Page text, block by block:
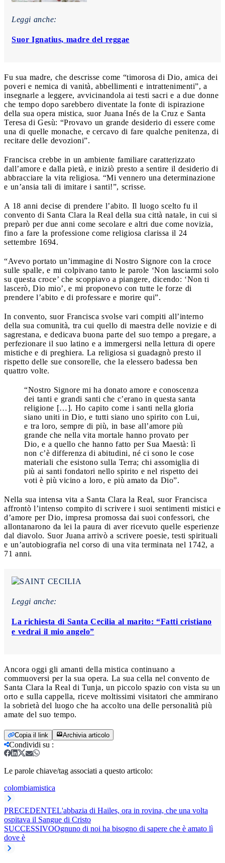
Leggi anche:
Suor Ignatius, madre del reggae
Fu sua madre, che descrisse come “timorosa di Dio, amica dei
poveri e nemica di vanità, abbellimenti e intrattenimenti”, a
insegnarle a leggere, avvicinandola ai testi sacri e a due donne
che tempo dopo sarebbero diventate la fonte di ispirazione
della sua opera mistica, suor Juana Inés de la Cruz e Santa
Teresa di Gesù: “Provavo un grande desiderio di essere come
una di quelle monache, e cercavo di fare qualche penitenza, di
recitare delle devozioni”.
Francisca crebbe in un ambiente familiare caratterizzato
dall’amore e dalla pietà, e iniziò presto a sentire il desiderio di
abbracciare la vita religiosa. “Mi vennero una determinazione
e un’ansia tali di imitare i santi!”, scrisse.
A 18 anni decise di prendere l’abito. Il luogo scelto fu il
convento di Santa Clara la Real della sua città natale, in cui si
preparò per due anni come secolare e altri due come novizia,
fino a fare la professione come religiosa clarissa il 24
settembre 1694.
“Avevo portato un’immagine di Nostro Signore con la croce
sulle spalle, e mi colpivano tanto le parole ‘Non lasciarmi solo
su questa croce’ che scoppiavo a piangere, dicendo: ‘Non ti
lascerò, Dio mio’, e mi proponevo con tutte le forze di
prendere l’abito e di professare e morire qui”.
In convento, suor Francisca svolse vari compiti all’interno
della sua comunità, tra cui quello di maestra delle novizie e di
sagrestana, e dedicava buona parte del suo tempo a pregare, a
perfezionare il suo latino e a immergersi nella lettura di opere
mistiche e di preghiera. La religiosa si guadagnò presto il
rispetto delle sue consorelle, che la elessero badessa ben
quattro volte.
“Nostro Signore mi ha donato amore e conoscenza
dei tanti e grandi santi che c’erano in questa santa
religione […]. Ho capito come i santi nella gloria
siano uniti in Dio, e tutti siano uno spirito con Lui,
e tra loro, sempre di più, in base all’amore più
grande che nella vita mortale hanno provato per
Dio, e a quello che hanno fatto per Sua Maestà: lì
non c’è differenza di abitudini, né ci sono le cose
materiali che esistono sulla Terra; chi assomiglia di
più ai santi fondatori nello spirito e nel rispetto dei
voti è più vicino a loro, e più amato da Dio”.
Nella sua intensa vita a Santa Clara la Real, suor Francisca
affrontò l’intenso compito di scrivere i suoi sentimenti mistici e
d’amore per Dio, impresa promossa dai suoi confessori, che
allontanarono da lei la paura di aver ricevuto quelle esperienze
dal diavolo. Suor Juana arrivò a scrivere poesie, testi spirituali
e un’autobiografia nel corso di una vita terminata nel 1742, a
71 anni.
Leggi anche:
La richiesta di Santa Cecilia al marito: “Fatti cristiano
e vedrai il mio angelo”
Ancora oggi gli amanti della mistica continuano a
commuoversi per la sua opera. La sua cella nel convento de
Santa Clara la Real di Tunja, un piccolo spazio con vista su un
orto e sulla cappella, riceve moltissimi visitatori che ammirano
la sobrietà del luogo che ha accolto una delle personalità più
amate del suo tempo.
Copia il link Archivia articolo
Condividi su :
Le parole chiave/tag associati a questo articolo:
colombiamistica
PRECEDENTEL'abbazia di Hailes, ora in rovina, che una volta
ospitava il Sangue di Cristo
SUCCESSIVOOgnuno di noi ha bisogno di sapere che è amato lì
dove è